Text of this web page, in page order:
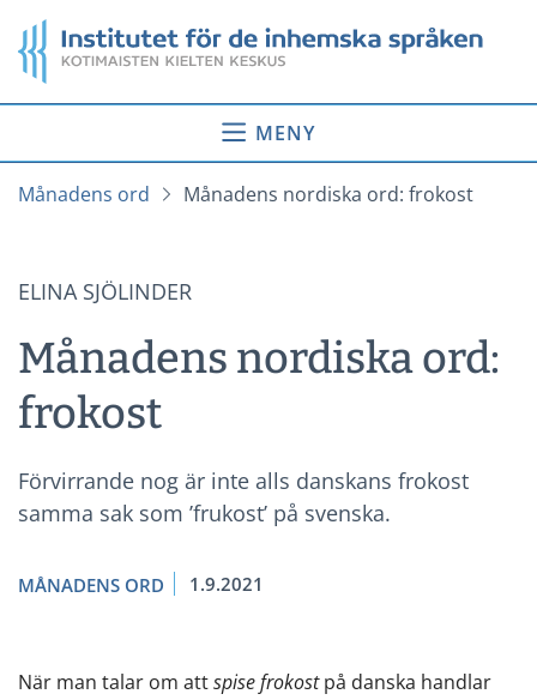
till
innehåll
Startsida
MENY
Månadens ord Månadens nordiska ord: frokost
ELINA SJÖLINDER
Månadens nordiska ord:
frokost
Förvirrande nog är inte alls danskans frokost
samma sak som ’frukost’ på svenska.
MÅNADENS ORD 1.9.2021
När man talar om attspisefrokostpå danska handlar